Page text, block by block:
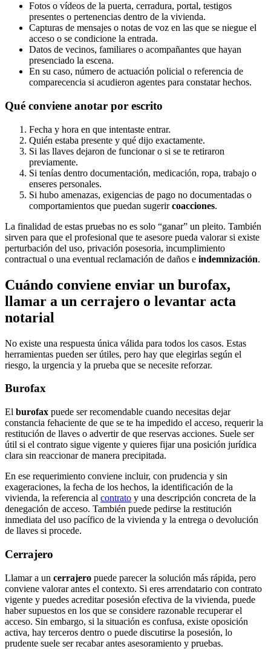
Fotos o vídeos de la puerta, cerradura, portal, testigos
presentes o pertenencias dentro de la vivienda.
Capturas de mensajes o notas de voz en las que se niegue el
acceso o se condicione la entrada.
Datos de vecinos, familiares o acompañantes que hayan
presenciado la escena.
En su caso, número de actuación policial o referencia de
comparecencia si acudieron agentes para constatar hechos.
Qué conviene anotar por escrito
Fecha y hora en que intentaste entrar.
Quién estaba presente y qué dijo exactamente.
Si las llaves dejaron de funcionar o si se te retiraron
previamente.
Si tenías dentro documentación, medicación, ropa, trabajo o
enseres personales.
Si hubo amenazas, exigencias de pago no documentadas o
comportamientos que puedan sugerircoacciones.
La finalidad de estas pruebas no es solo “ganar” un pleito. También
sirven para que el profesional que te asesore pueda valorar si existe
perturbación del uso, privación posesoria, incumplimiento
contractual o una eventual reclamación de daños e indemnización.
Cuándo conviene enviar un burofax,
llamar a un cerrajero o levantar acta
notarial
No existe una respuesta única válida para todos los casos. Estas
herramientas pueden ser útiles, pero hay que elegirlas según el
riesgo, la urgencia y la prueba que se necesite reforzar.
Burofax
El burofax puede ser recomendable cuando necesitas dejar
constancia fehaciente de que se te ha impedido el acceso, requerir la
restitución de llaves o advertir de que reservas acciones. Suele ser
útil si el contrato sigue vigente y quieres fijar una posición jurídica
clara sin reaccionar de manera precipitada.
En ese requerimiento conviene incluir, con prudencia y sin
exageraciones, la fecha de los hechos, la identificación de la
vivienda, la referencia al contrato y una descripción concreta de la
denegación de acceso. También puede pedirse la restitución
inmediata del uso pacífico de la vivienda y la entrega o devolución
de llaves si procede.
Cerrajero
Llamar a un cerrajero puede parecer la solución más rápida, pero
conviene valorar antes el contexto. Si eres arrendatario con contrato
vigente y puedes acreditar posesión efectiva de la vivienda, puede
haber supuestos en los que se considere razonable recuperar el
acceso. Sin embargo, si la situación es confusa, existe oposición
activa, hay terceros dentro o puede discutirse la posesión, lo
prudente suele ser recabar antes asesoramiento y pruebas.